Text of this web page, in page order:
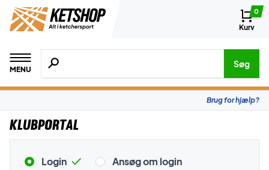
0
Kurv
MENU
Søg efter produkter, mærker etc.
Søg
Brug for hjælp?
Klubportal
Login Ansøg om login